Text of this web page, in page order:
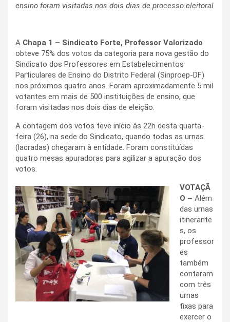
ensino foram visitadas nos dois dias de processo eleitoral
A Chapa 1 – Sindicato Forte, Professor Valorizado
obteve 75% dos votos da categoria para nova gestão do
Sindicato dos Professores em Estabelecimentos
Particulares de Ensino do Distrito Federal (Sinproep-DF)
nos próximos quatro anos. Foram aproximadamente 5 mil
votantes em mais de 500 instituições de ensino, que
foram visitadas nos dois dias de eleição.
A contagem dos votos teve início às 22h desta quarta-
feira (26), na sede do Sindicato, quando todas as urnas
(lacradas) chegaram à entidade. Foram constituídas
quatro mesas apuradoras para agilizar a apuração dos
votos.
VOTAÇÃ
O – Além
das urnas
itinerante
s, os
professor
es
também
contaram
com três
urnas
fixas para
exercer o